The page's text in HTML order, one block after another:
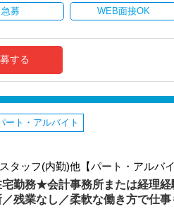
率90％以上
125日以上
取得率100％
ク導入済み
ルモニタ完備
ント2500社以上
の安定基盤
医療・学校法人まで対応
承継／M&Aにも対応
税理士法人＞
点で事業展開
急募 WEB面接OK
する
ート・アルバイト
タッフ(内勤)他【パート・アルバ
勤務★会計事務所または経理経
／残業なし／柔軟な働き方で仕